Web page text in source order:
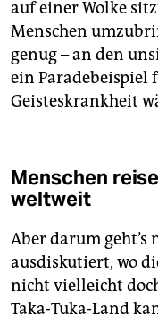
auf einer Wolke
Menschen
genug – an den
ein
Geisteskrankheit
Menschen
weltweit
Aber darum
ausdiskutiert, wo
nicht vielleicht
Taka-Tuka-Land